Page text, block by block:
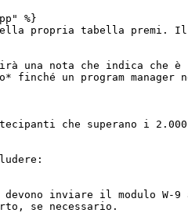
%}
nella propria tabella
una nota che indica che è
un program manager
che superano i
inviare il modulo W-9
se necessario.